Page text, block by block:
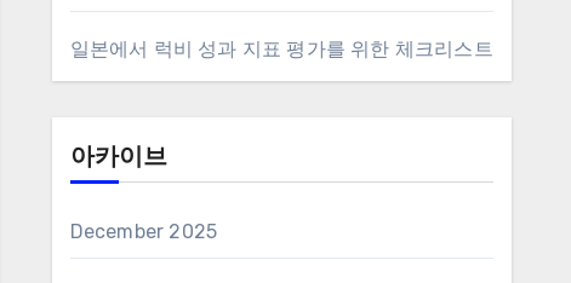
일본에서 럭비 성과 지표 평가를 위한 체크리스트
아카이브
December 2025